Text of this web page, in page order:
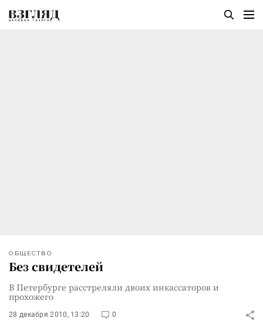
ОБЩЕСТВО
Без свидетелей
В Петербурге расстреляли двоих инкассаторов и
прохожего
28 декабря 2010, 13:20 0